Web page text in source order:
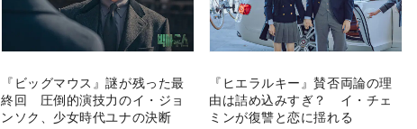
『ビッグマウス』謎が残った最
終回 圧倒的演技力のイ・ジョ
ンソク、少女時代ユナの決断
『ヒエラルキー』賛否両論の理
由は詰め込みすぎ？ イ・チェ
ミンが復讐と恋に揺れる